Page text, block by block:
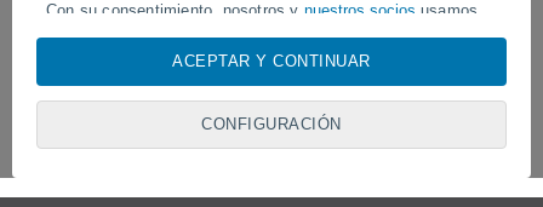
Con su consentimiento, nosotros y nuestros socios usamos
cookies, identificadores únicos o tecnologías similares para
almacenar, acceder y procesar datos personales como su
identificadores de cookies. Es posible que algunos
proveedores traten tus datos personales en virtud de un
interés legítimo, algo a lo que puedes oponerte. Para ello,
datos en cualquier momento haciendo clic en"Configurar"o
ACEPTAR Y CONTINUAR
CONFIGURACIÓN
Síguenos